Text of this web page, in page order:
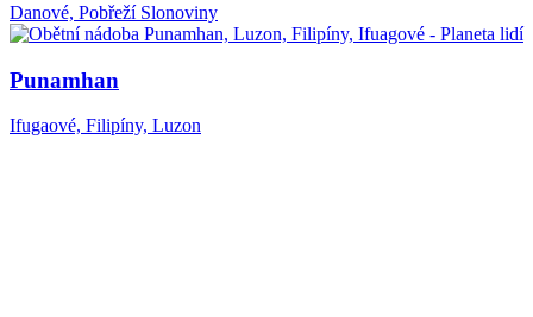
Danové, Pobřeží Slonoviny
Punamhan
Ifugaové, Filipíny, Luzon